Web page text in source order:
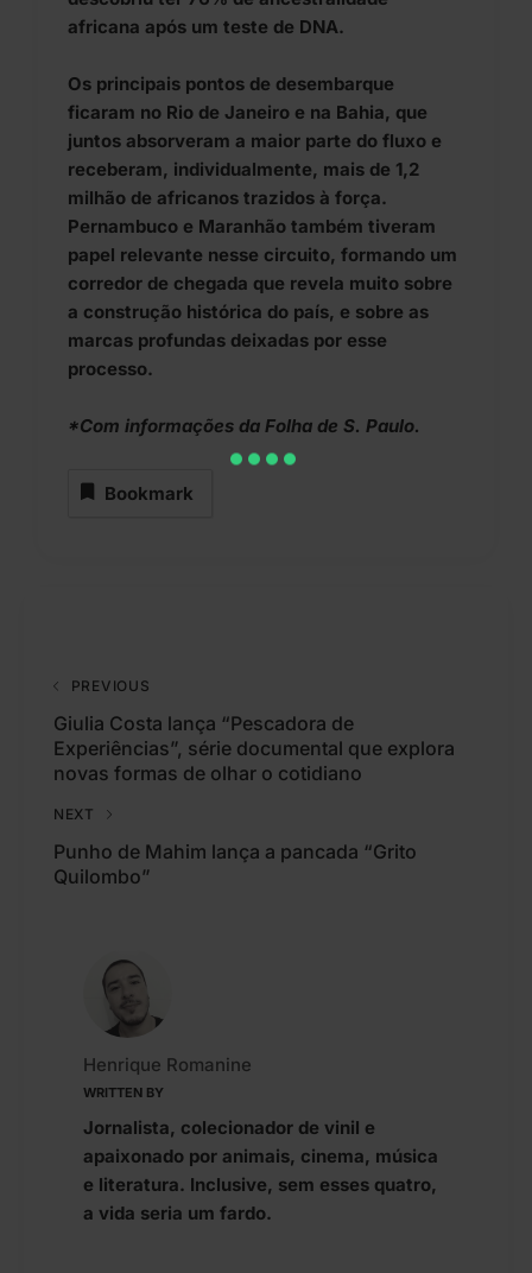
africana após um teste de DNA.
Os principais pontos de desembarque
ficaram no Rio de Janeiro e na Bahia, que
juntos absorveram a maior parte do fluxo e
receberam, individualmente, mais de 1,2
milhão de africanos trazidos à força.
Pernambuco e Maranhão também tiveram
papel relevante nesse circuito, formando um
corredor de chegada que revela muito sobre
a construção histórica do país, e sobre as
marcas profundas deixadas por esse
processo.
*Com informações da Folha de S. Paulo.
Bookmark
PREVIOUS
Giulia Costa lança “Pescadora de
Experiências”, série documental que explora
novas formas de olhar o cotidiano
NEXT
Punho de Mahim lança a pancada “Grito
Quilombo”
WRITTEN BY
Henrique Romanine
Jornalista, colecionador de vinil e
apaixonado por animais, cinema, música
e literatura. Inclusive, sem esses quatro,
a vida seria um fardo.